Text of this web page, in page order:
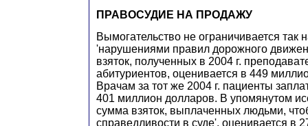
ПРАВОСУДИЕ НА ПРОДАЖУ
Вымогательство не ограничивается
'нарушениями правил дорожного
взяток, полученных в 2004 г.
абитуриентов, оценивается в 449
Врачам за тот же 2004 г. пациенты
401 миллион долларов. В упомянутом
сумма взяток, выплаченных людьми,
справедливости в суде', оценивается в